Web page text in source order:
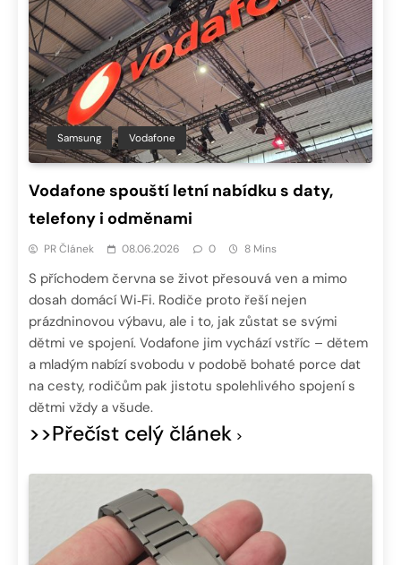
Samsung Vodafone
Vodafone spouští letní nabídku s daty,
telefony i odměnami
PR Článek 08.06.2026 0 8 Mins
S příchodem června se život přesouvá ven a mimo
dosah domácí Wi‑Fi. Rodiče proto řeší nejen
prázdninovou výbavu, ale i to, jak zůstat se svými
dětmi ve spojení. Vodafone jim vychází vstříc – dětem
a mladým nabízí svobodu v podobě bohaté porce dat
na cesty, rodičům pak jistotu spolehlivého spojení s
dětmi vždy a všude.
>>Přečíst celý článek